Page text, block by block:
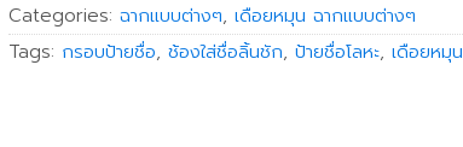
Categories: ฉากแบบต่างๆ, เดือยหมุน ฉากแบบต่างๆ
Tags: กรอบป้ายชื่อ, ช้องใส่ชื่อลิ้นชัก, ป้ายชื่อโลหะ, เดือยหมุน